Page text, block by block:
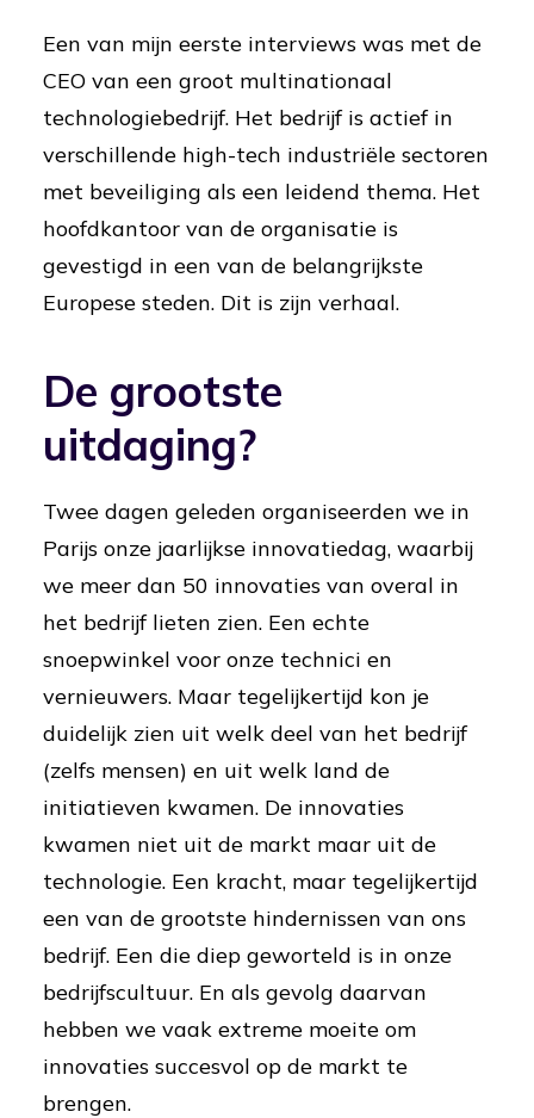
Een van mijn eerste interviews was met de
CEO van een groot multinationaal
technologiebedrijf. Het bedrijf is actief in
verschillende high-tech industriële sectoren
met beveiliging als een leidend thema. Het
hoofdkantoor van de organisatie is
gevestigd in een van de belangrijkste
Europese steden. Dit is zijn verhaal.
De grootste
uitdaging?
Twee dagen geleden organiseerden we in
Parijs onze jaarlijkse innovatiedag, waarbij
we meer dan 50 innovaties van overal in
het bedrijf lieten zien. Een echte
snoepwinkel voor onze technici en
vernieuwers. Maar tegelijkertijd kon je
duidelijk zien uit welk deel van het bedrijf
(zelfs mensen) en uit welk land de
initiatieven kwamen. De innovaties
kwamen niet uit de markt maar uit de
technologie. Een kracht, maar tegelijkertijd
een van de grootste hindernissen van ons
bedrijf. Een die diep geworteld is in onze
bedrijfscultuur. En als gevolg daarvan
hebben we vaak extreme moeite om
innovaties succesvol op de markt te
brengen.